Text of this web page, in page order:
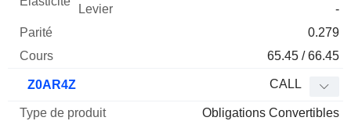
-
0.279
65.45 / 66.45
Z0AR4Z CALL
Obligations Convertibles